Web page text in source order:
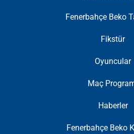
Fenerbahçe Beko
Fikstür
Oyuncular
Maç
Haberler
Fenerbahçe Beko